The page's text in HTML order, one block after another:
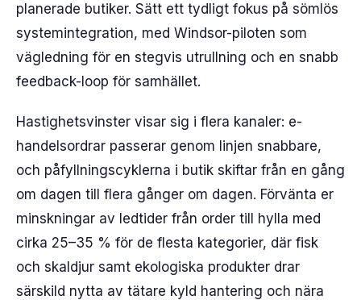
planerade butiker. Sätt ett tydligt fokus på sömlös
systemintegration, med Windsor-piloten som
vägledning för en stegvis utrullning och en snabb
feedback-loop för samhället.
Hastighetsvinster visar sig i flera kanaler: e-
handelsordrar passerar genom linjen snabbare,
och påfyllningscyklerna i butik skiftar från en gång
om dagen till flera gånger om dagen. Förvänta er
minskningar av ledtider från order till hylla med
cirka 25–35 % för de flesta kategorier, där fisk
och skaldjur samt ekologiska produkter drar
särskild nytta av tätare kyld hantering och nära